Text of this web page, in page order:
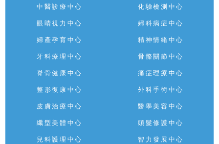
中醫診療中心 化驗檢測中心
眼睛視力中心 婦科病症中心
婦產孕育中心 精神情緒中心
牙科療理中心 骨骼關節中心
脊骨健康中心 痛症理療中心
整形復康中心 外科手術中心
皮膚治療中心 醫學美容中心
纖型美體中心 頭髮修護中心
兒科護理中心 智力發展中心